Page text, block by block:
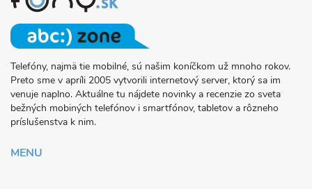
O
PROJEKTE
FONY.SK
Telefóny, najmä tie mobilné, sú našim koníčkom už mnoho rokov.
Preto sme v apríli 2005 vytvorili internetový server, ktorý sa im
venuje naplno. Aktuálne tu nájdete novinky a recenzie zo sveta
bežných mobiných telefónov i smartfónov, tabletov a rôzneho
príslušenstva k nim.
MENU